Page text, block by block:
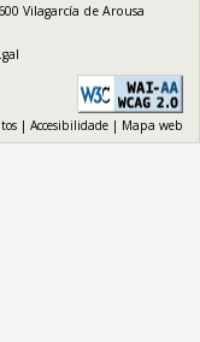
Vilagarcía de Arousa
|Accesibilidade | Mapa web